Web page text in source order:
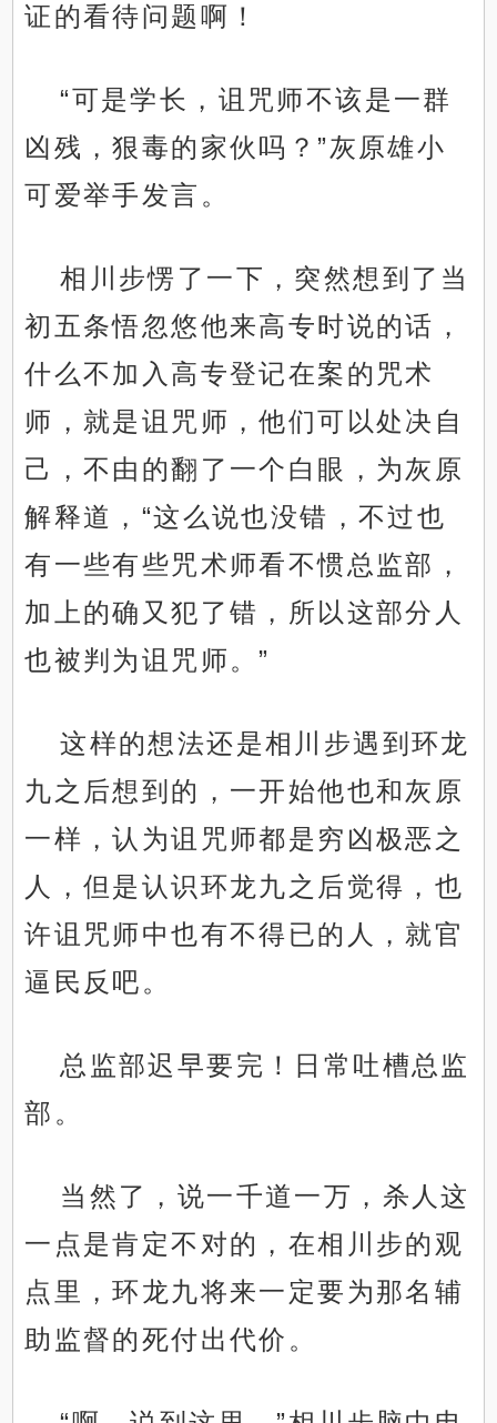
证的看待问题啊！
“可是学长，诅咒师不该是一群
凶残，狠毒的家伙吗？”灰原雄小
可爱举手发言。
相川步愣了一下，突然想到了当
初五条悟忽悠他来高专时说的话，
什么不加入高专登记在案的咒术
师，就是诅咒师，他们可以处决自
己，不由的翻了一个白眼，为灰原
解释道，“这么说也没错，不过也
有一些有些咒术师看不惯总监部，
加上的确又犯了错，所以这部分人
也被判为诅咒师。”
这样的想法还是相川步遇到环龙
九之后想到的，一开始他也和灰原
一样，认为诅咒师都是穷凶极恶之
人，但是认识环龙九之后觉得，也
许诅咒师中也有不得已的人，就官
逼民反吧。
总监部迟早要完！日常吐槽总监
部。
当然了，说一千道一万，杀人这
一点是肯定不对的，在相川步的观
点里，环龙九将来一定要为那名辅
助监督的死付出代价。